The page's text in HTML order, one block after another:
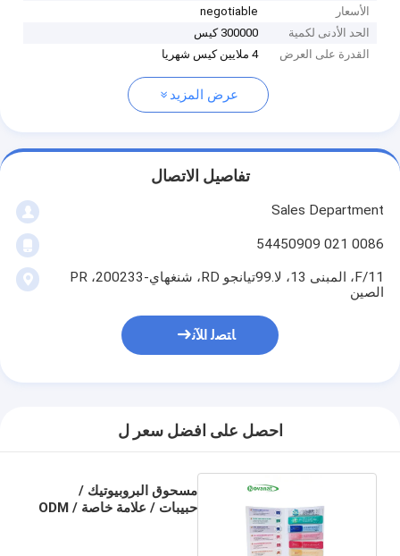
الأسعار
negotiable
الحد الأدنى لكمية
300000 كيس
القدرة على العرض
4 ملايين كيس شهريا
عرض المزيد
تفاصيل الاتصال
Sales Department
0086 021 54450909
11/F، المبنى 13، لا.99تيانجو RD، شنغهاي-200233، PR
الصين
ﺎﺘﺼﻟ ﺍﻶﻧ
احصل على افضل سعر ل
مسحوق البروبيوتيك /
حبيبات / علامة خاصة / ODM